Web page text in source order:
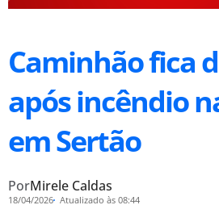
Caminhão fica
após incêndio
em Sertão
PorMirele Caldas
18/04/2026 Atualizado às 08:44